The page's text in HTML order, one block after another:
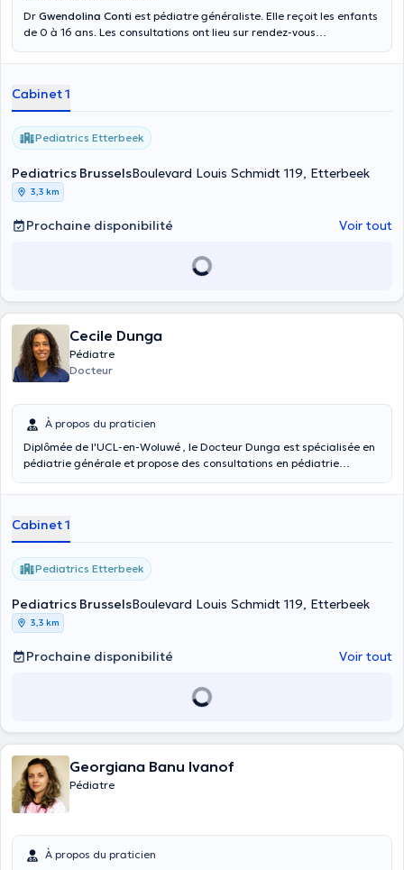
Dr Gwendolina Conti est pédiatre généraliste. Elle reçoit les enfants
de 0 à 16 ans. Les consultations ont lieu sur rendez-vous
(Boulevard Louis Schmidt 119).
Cabinet 1
Pediatrics Etterbeek
Pediatrics BrusselsBoulevard Louis Schmidt 119, Etterbeek
3,3 km
Prochaine disponibilité Voir tout
Cecile Dunga
Pédiatre
Docteur
À propos du praticien
Diplômée de l'UCL-en-Woluwé , le Docteur Dunga est spécialisée en
pédiatrie générale et propose des consultations en pédiatrie
pédiatre hospitalière au sein des Cliniques de l'Europe (site Uccle)
exerce en maternité ainsi qu' en petite néonatologie. Forte de cette
expérience, elle vous accueille au Centre Pediatrics afin d'assurer le
suivi , la prévention et de soigner de vos enfants de 0 à 15 ans.
Cabinet 1
Pediatrics Etterbeek
Pediatrics BrusselsBoulevard Louis Schmidt 119, Etterbeek
3,3 km
Prochaine disponibilité Voir tout
Georgiana Banu Ivanof
Pédiatre
À propos du praticien